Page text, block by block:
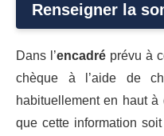
Renseigner la
Dans l’encadré prévu à
chèque à l’aide de
habituellement en haut
que cette information